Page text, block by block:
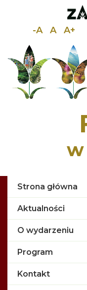
-A A A+
w
Strona główna
Aktualności
O wydarzeniu
Program
Kontakt